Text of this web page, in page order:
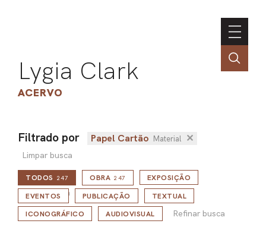
Lygia Clark
ACERVO
Filtrado por Papel Cartão Material ✕
Limpar busca
TODOS 247
Refinar busca
OBRA 247
EXPOSIÇÃO
EVENTOS
PUBLICAÇÃO
TEXTUAL
ICONOGRÁFICO
AUDIOVISUAL Refinar busca